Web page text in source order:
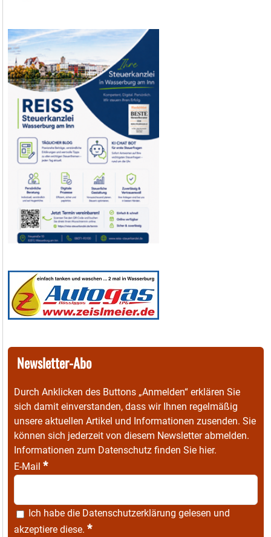
Newsletter-Abo
Durch Anklicken des Buttons „Anmelden“ erklären Sie
sich damit einverstanden, dass wir Ihnen regelmäßig
unsere aktuellen Artikel und Informationen zusenden. Sie
können sich jederzeit von diesem Newsletter abmelden.
Informationen zum Datenschutz finden Sie hier.
E-Mail *
Ich habe die Datenschutzerklärung gelesen und
akzeptiere diese. *